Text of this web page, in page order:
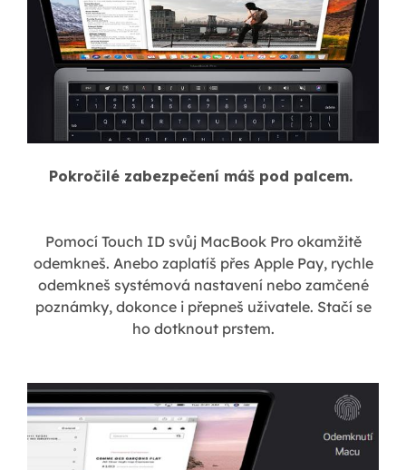
Pokročilé zabezpečení máš pod palcem.
Pomocí Touch ID svůj MacBook Pro okamžitě
odemkneš. Anebo zaplatíš přes Apple Pay, rychle
odemkneš systémová nastavení nebo zamčené
poznámky, dokonce i přepneš uživatele. Stačí se
ho dotknout prstem.